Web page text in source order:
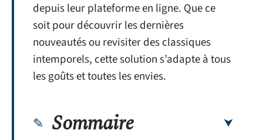
depuis leur plateforme en ligne. Que ce
soit pour découvrir les dernières
nouveautés ou revisiter des classiques
intemporels, cette solution s’adapte à tous
les goûts et toutes les envies.
Sommaire